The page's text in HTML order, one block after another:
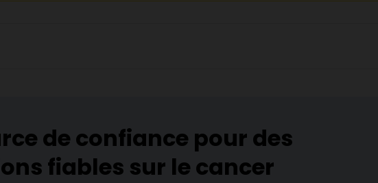
de confiance pour des
fiables sur le cancer